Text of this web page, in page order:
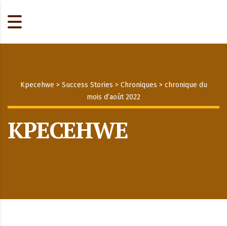
KPECEHWE
Kpecehwe > Success Stories > Chroniques > chronique du
mois d’août 2022